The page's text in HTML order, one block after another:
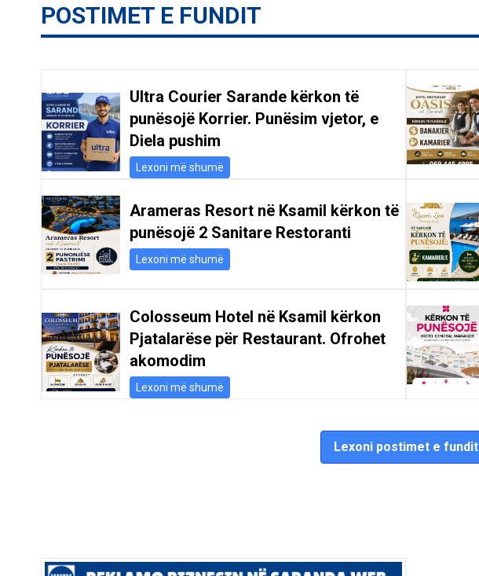
POSTIMET E FUNDIT
Ultra Courier Sarande kërkon të
punësojë Korrier. Punësim vjetor, e
Diela pushim
Lexoni më shumë
Arameras Resort në Ksamil kërkon të
punësojë 2 Sanitare Restoranti
Lexoni më shumë
Colosseum Hotel në Ksamil kërkon
Pjatalarëse për Restaurant. Ofrohet
akomodim
Lexoni më shumë
Lexoni postimet e fundit